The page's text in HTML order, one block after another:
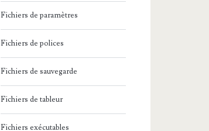
Fichiers de paramètres
Fichiers de polices
Fichiers de sauvegarde
Fichiers de tableur
Fichiers exécutables